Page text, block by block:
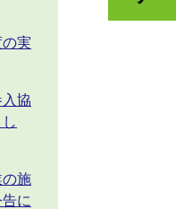
実
協
施
に